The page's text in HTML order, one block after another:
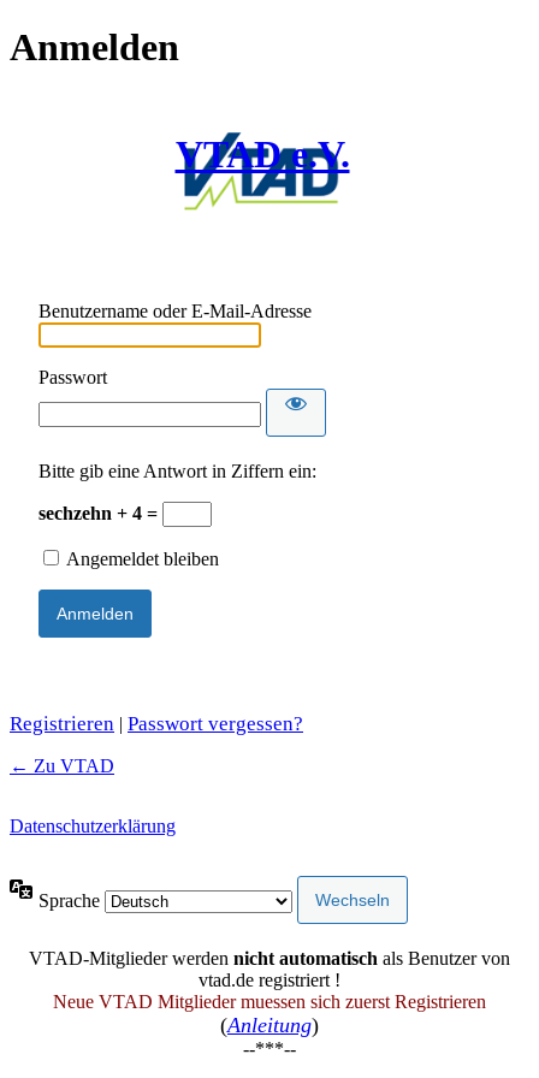
Anmelden
VTAD e.V.
Benutzername oder E-Mail-Adresse
Passwort
Bitte gib eine Antwort in Ziffern ein:
sechzehn + 4 =
Angemeldet bleiben
Registrieren | Passwort vergessen?
← Zu VTAD
Datenschutzerklärung
Sprache
VTAD-Mitglieder werden nicht automatisch als Benutzer von
vtad.de registriert !
Neue VTAD Mitglieder muessen sich zuerst Registrieren
(Anleitung)
--***--